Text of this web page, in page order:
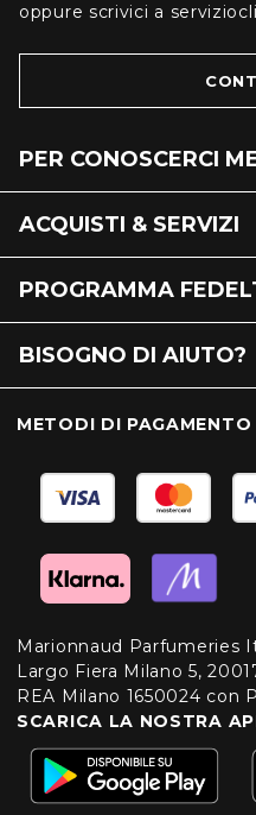
oppure scrivici a
PER CONOSCERCI
ACQUISTI & SERVIZI
PROGRAMMA
BISOGNO DI AIUTO?
METODI DI PAGAMENTO
Marionnaud Parfumeries
Largo Fiera Milano 5,
REA Milano 1650024 con
SCARICA LA NOSTRA